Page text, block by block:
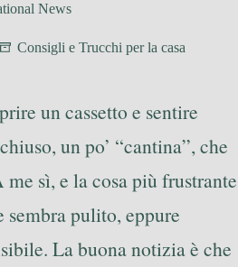
News
Consigli e Trucchi per la casa
un cassetto e sentire
un po’ “cantina”, che
sì, e la cosa più frustrante
sembra pulito, eppure
La buona notizia è che